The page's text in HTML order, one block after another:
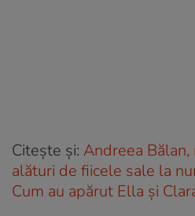
Citește și: Andreea
alături de fiicele sale la
Cum au apărut Ella și